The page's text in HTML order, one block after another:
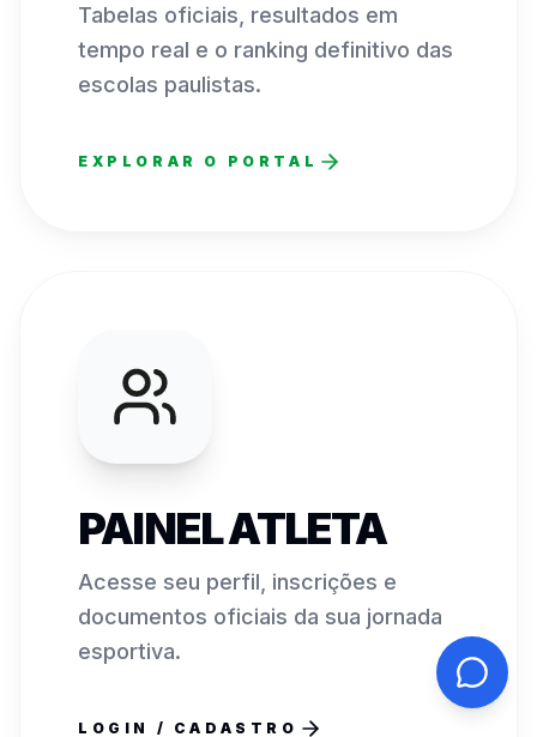
Tabelas oficiais, resultados em
tempo real e o ranking definitivo das
escolas paulistas.
EXPLORAR O PORTAL
PAINEL ATLETA
Acesse seu perfil, inscrições e
documentos oficiais da sua jornada
esportiva.
LOGIN / CADASTRO